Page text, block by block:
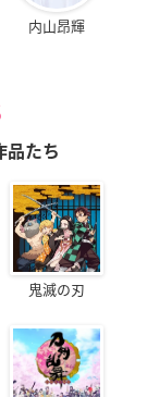
内山昂輝
品たち
鬼滅の刃